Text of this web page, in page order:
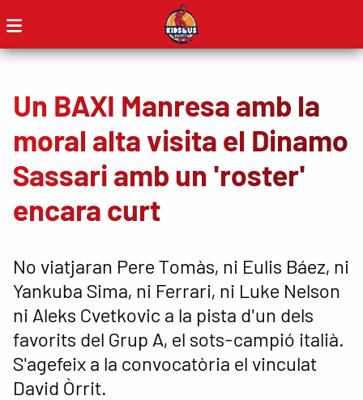
Un BAXI Manresa amb la
moral alta visita el Dinamo
Sassari amb un 'roster'
encara curt
No viatjaran Pere Tomàs, ni Eulis Báez, ni
Yankuba Sima, ni Ferrari, ni Luke Nelson
ni Aleks Cvetkovic a la pista d'un dels
favorits del Grup A, el sots-campió italià.
S'agefeix a la convocatòria el vinculat
David Òrrit.